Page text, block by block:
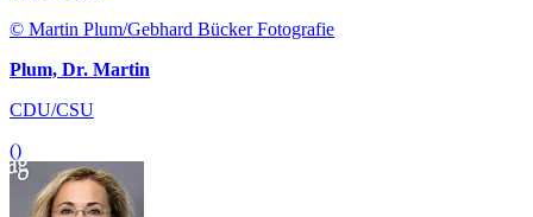
© Martin Plum/Gebhard Bücker Fotografie
Plum, Dr. Martin
CDU/CSU
()